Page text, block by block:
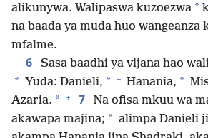
alikunywa. Walipaswa kuzoezwa *
na baada ya muda huo
mfalme.
6 Sasa baadhi ya vijana hao
* Yuda: Danieli, * + Hanania, *
Azaria. * + 7
Na ofisa mkuu wa
akawapa majina; * alimpa Danieli